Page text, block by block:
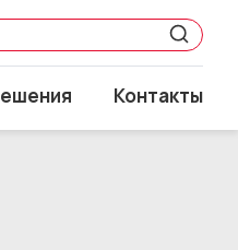
Контакты